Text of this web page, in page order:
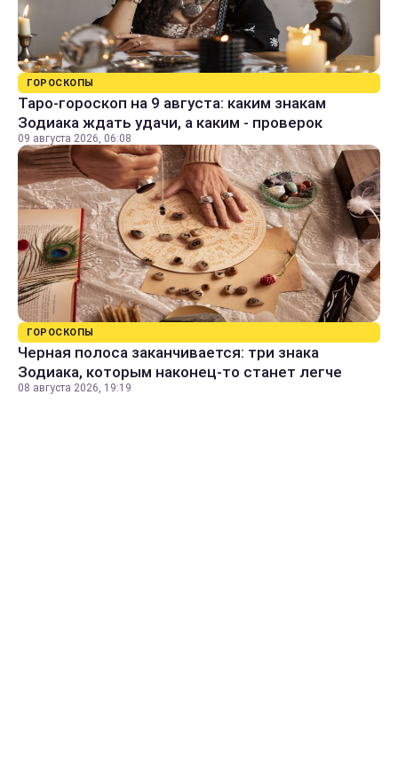
ГОРОСКОПЫ
Таро-гороскоп на 9 августа: каким знакам
Зодиака ждать удачи, а каким - проверок
09 августа 2026, 06:08
ГОРОСКОПЫ
Черная полоса заканчивается: три знака
Зодиака, которым наконец-то станет легче
08 августа 2026, 19:19